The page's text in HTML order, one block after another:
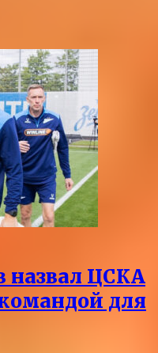
назвал ЦСКА
для